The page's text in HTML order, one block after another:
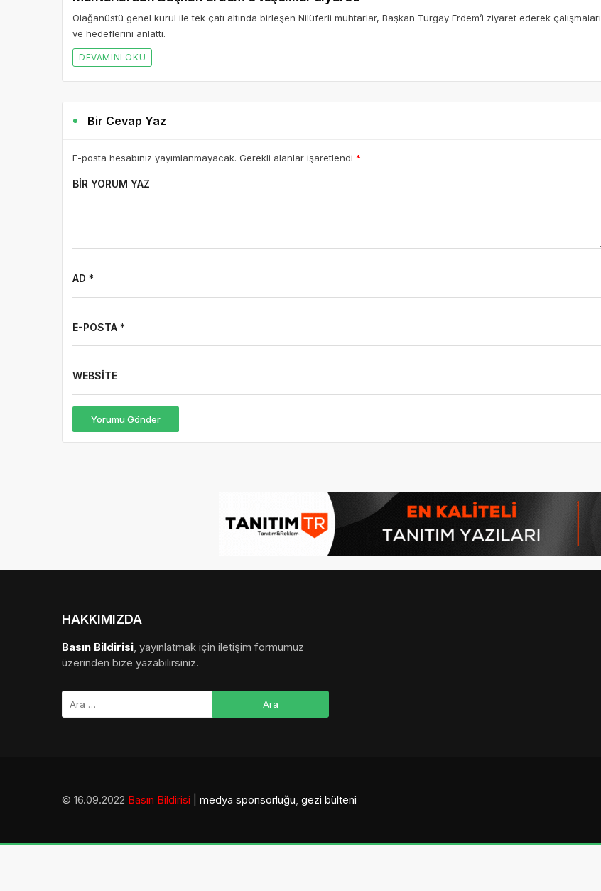
Olağanüstü genel kurul ile tek çatı altında birleşen Nilüferli muhtarlar, Başkan Turgay Erdem’i ziyaret ederek çalışmaları
ve hedeflerini anlattı.
DEVAMINI OKU
Bir Cevap Yaz
E-posta hesabınız yayımlanmayacak. Gerekli alanlar işaretlendi *
BIR YORUM YAZ
AD *
E-POSTA *
WEBSITE
Yorumu Gönder
HAKKIMIZDA
Basın Bildirisi, yayınlatmak için iletişim formumuz
üzerinden bize yazabilirsiniz.
© 16.09.2022 Basın Bildirisi medya sponsorluğu, gezi bülteni